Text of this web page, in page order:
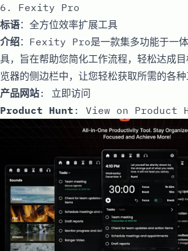
6. Fexity Pro
标语：全方位效率扩展工具
介绍：Fexity Pro是一款集多功能于一体
具，旨在帮助您简化工作流程，轻松达成
览器的侧边栏中，让您轻松获取所需的各种
产品网站: 立即访问
Product Hunt : View on Product